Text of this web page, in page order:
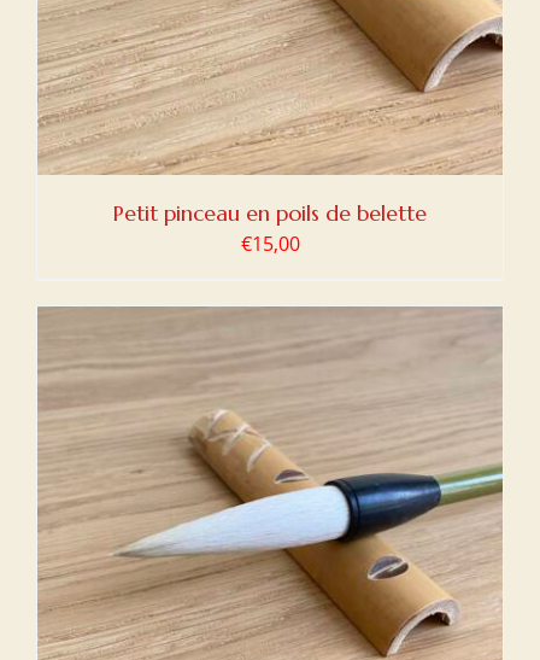
Petit pinceau en poils de belette
€15,00